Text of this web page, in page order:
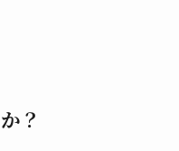
？